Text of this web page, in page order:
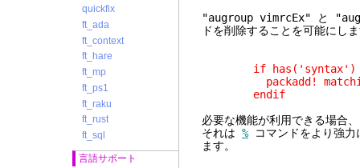
quickfix
ft_ada
ft_context
ft_hare
ft_mp
ft_ps1
ft_raku
ft_rust
ft_sql
言語サポート
"augroup vimrcEx" と
ドを削除することを可能にし
if has('syntax')
packadd!
endif
必要な機能が利用できる場
それは %コマンドをより強
ます。